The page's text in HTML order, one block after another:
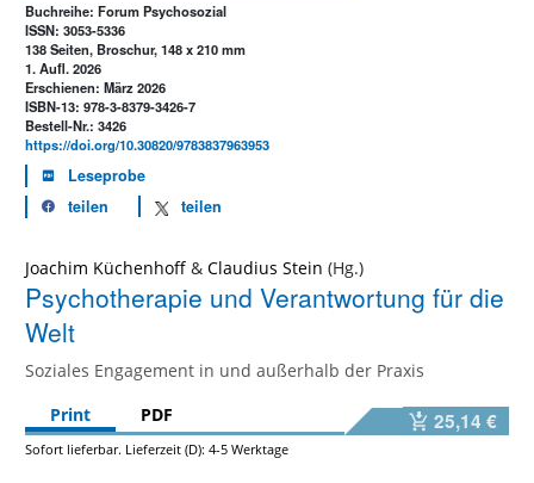
Buchreihe: Forum Psychosozial
ISSN: 3053-5336
138 Seiten, Broschur, 148 x 210 mm
1. Aufl. 2026
Erschienen: März 2026
ISBN-13: 978-3-8379-3426-7
Bestell-Nr.: 3426
https://doi.org/10.30820/9783837963953
Leseprobe
teilen
teilen
Joachim Küchenhoff & Claudius Stein
Psychotherapie und Verantwortung für die
Welt
Soziales Engagement in und außerhalb der Praxis
Print
PDF 25,14 €
Sofort lieferbar. Lieferzeit (D): 4-5 Werktage